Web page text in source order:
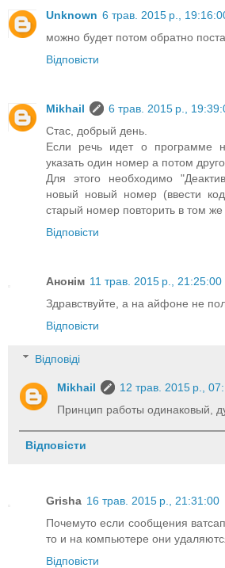
Unknown 6 трав. 2015 р.,
можно будет потом обратно
Відповісти
Mikhail
6 трав. 2015 р.,
Стас, добрый день.
Если речь идет о программе
указать один номер а потом
Для этого необходимо
новый новый номер (ввести
старый номер повторить в том же
Відповісти
Анонім 11 трав. 2015 р., 21:25:00
Здравствуйте, а на айфоне не
Відповісти
Відповіді
Mikhail
12 трав. 2015 р.,
Принцип работы одинаковый,
Відповісти
Grisha 16 трав. 2015 р., 21:31:00
Почемуто если сообщения
то и на компьютере они
Відповісти